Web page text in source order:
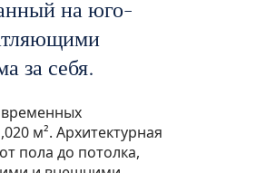
на юго-
за себя.
м². Архитектурная
пола до потолка,